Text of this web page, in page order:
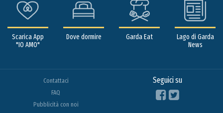
Scarica App
"IO AMO"
Dove dormire Garda Eat
Lago di Garda
News
Contattaci
FAQ
Pubblicità con noi
Seguici su